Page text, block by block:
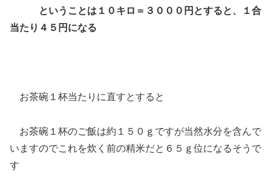
ということは１０キロ＝３０００円とすると、１合
当たり４５円になる
お茶碗１杯当たりに直すとすると
お茶碗１杯のご飯は約１５０ｇですが当然水分を含んで
いますのでこれを炊く前の精米だと６５ｇ位になるそうで
す